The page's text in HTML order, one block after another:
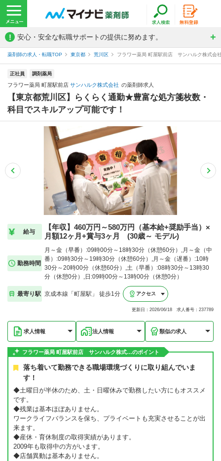
! 安心・安全な転職サポートの提供に努めます。
薬剤師の求人・転職TOP 東京都 荒川区 フラワー薬局 町屋駅前店 サンハルク株式会
正社員 調剤薬局
フラワー薬局 町屋駅前店 サンハルク株式会社 の薬剤師求人
【東京都荒川区】らくらく通勤★豊富な処方箋枚数・
科目でスキルアップ可能です！
給与
【年収】460万円～580万円（基本給+奨励手当）×
月額12ヶ月+賞与3ヶ月 (30歳～ モデル)
勤務時間
月～金（早番）:09時00分～18時30分（休憩60分）,月～金（中
番）:09時30分～19時30分（休憩60分）,月～金（遅番）:10時
30分～20時00分（休憩60分）,土（早番）:08時30分～13時30
分（休憩0分）,日:09時00分～13時00分（休憩0分）
最寄り駅 京成本線「町屋駅」 徒歩1分 アクセス
更新日：2026/06/18 求人番号：237789
求人情報 法人情報 類似の求人
フラワー薬局 町屋駅前店 サンハルク株式…のポイント
落ち着いて勤務できる職場環境づくりに取り組んでいま
す！
◆土曜日が半休のため、土・日曜休みで勤務したい方にもオススメ
です。
◆残業は基本ほぼありません。
ワークライフバランスを保ち、プライベートも充実させることが出
来ます。
◆産休・育休制度の取得実績があります。
2009年も取得中の方がいます。
◆店舗異動は基本ありません。